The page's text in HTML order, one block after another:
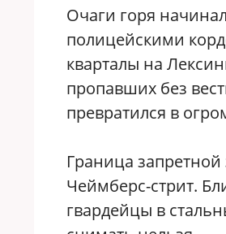
Очаги горя
полицейскими
кварталы на
пропавших без
превратился в
Граница
Чеймберс-стрит.
гвардейцы в